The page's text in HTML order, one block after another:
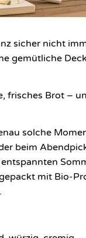
sicher nicht
gemütliche
frisches Brot –
solche
beim
mit Bio-